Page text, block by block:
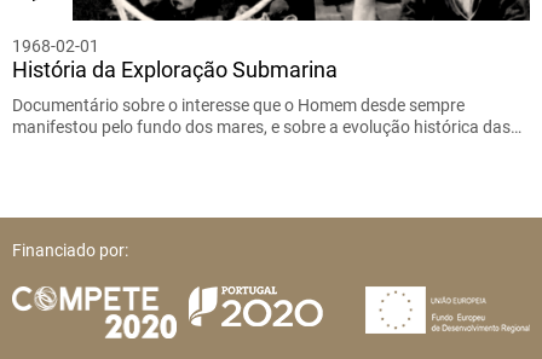
1968-02-01
História da Exploração Submarina
Documentário sobre o interesse que o Homem desde sempre
manifestou pelo fundo dos mares, e sobre a evolução histórica das…
Financiado por: